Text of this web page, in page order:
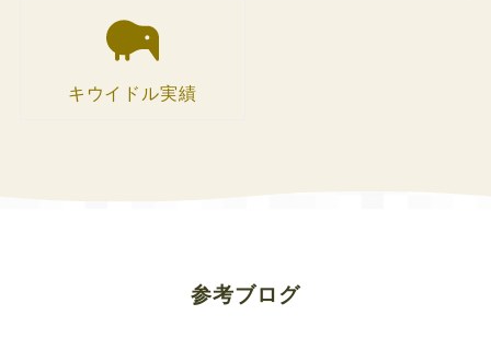
キウイドル実績
参考ブログ